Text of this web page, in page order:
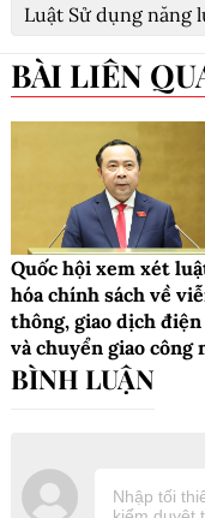
Luật Sử dụng năng
BÀI LIÊN
Quốc hội xem xét
hóa chính sách về
thông, giao dịch
và chuyển giao công